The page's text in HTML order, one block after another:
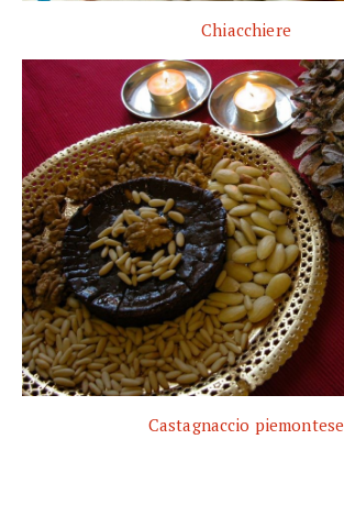
Chiacchiere
Castagnaccio piemontese